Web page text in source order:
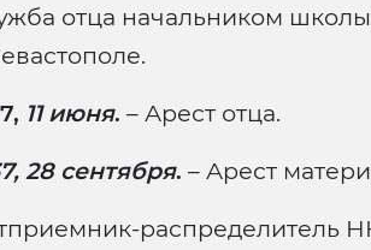
отца начальником
11 июня. – Арест отца.
28 сентября. – Арест
распределитель